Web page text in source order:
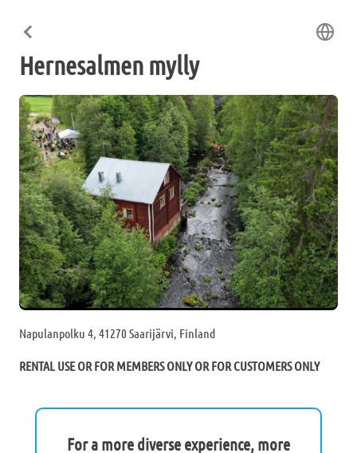
Hernesalmen mylly
Napulanpolku 4, 41270 Saarijärvi, Finland
RENTAL USE OR FOR MEMBERS ONLY OR FOR CUSTOMERS ONLY
For a more diverse experience, more